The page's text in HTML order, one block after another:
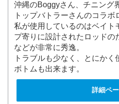
沖縄のBoggyさん、チニング
トップバトラーさんのコラボ
私が使用しているのはベイト
プ寄りに設計されたロッドの
などが非常に秀逸。
トラブルも少なく、とにかく
ボトムも出来ます。
詳細ペ